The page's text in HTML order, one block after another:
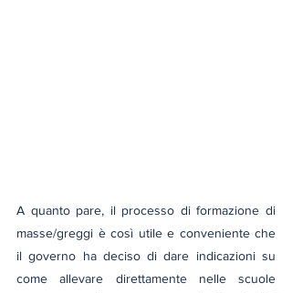
A quanto pare, il processo di formazione di
masse/greggi è così utile e conveniente che
il governo ha deciso di dare indicazioni su
come allevare direttamente nelle scuole